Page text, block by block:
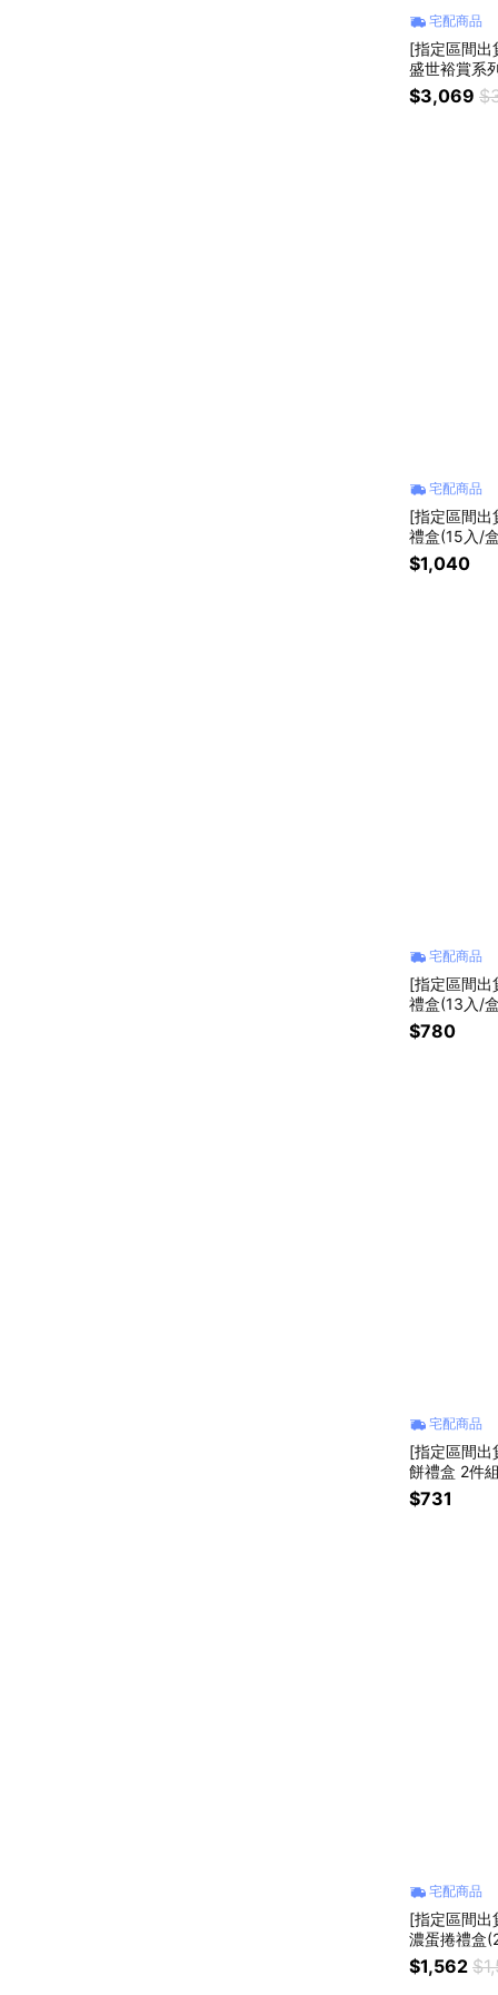
宅配商品
[指定區間出
盛世裕賞系
腳石】月餅
$3,069
宅配商品
[指定區間出
禮盒(15入/
手禮
$1,040
宅配商品
[指定區間出
禮盒(13入/
手禮
$780
宅配商品
[指定區間出
餅禮盒 2件
酥/綠豆椪/
禮品
$731
宅配商品
[指定區間出
濃蛋捲禮盒
$1,562